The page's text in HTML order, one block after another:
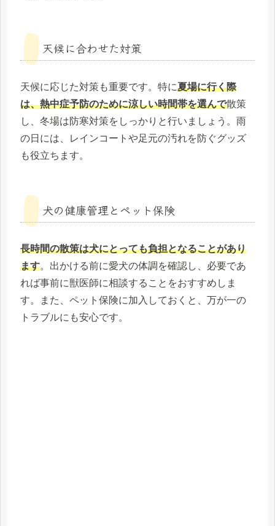
天候に合わせた対策
天候に応じた対策も重要です。特に夏場に行く際
は、熱中症予防のために涼しい時間帯を選んで散策
し、冬場は防寒対策をしっかりと行いましょう。雨
の日には、レインコートや足元の汚れを防ぐグッズ
も役立ちます。
犬の健康管理とペット保険
長時間の散策は犬にとっても負担となることがあり
ます。出かける前に愛犬の体調を確認し、必要であ
れば事前に獣医師に相談することをおすすめしま
す。また、ペット保険に加入しておくと、万が一の
トラブルにも安心です。